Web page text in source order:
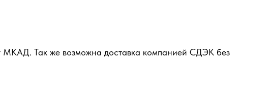
МКАД. Так же возможна доставка компанией СДЭК без